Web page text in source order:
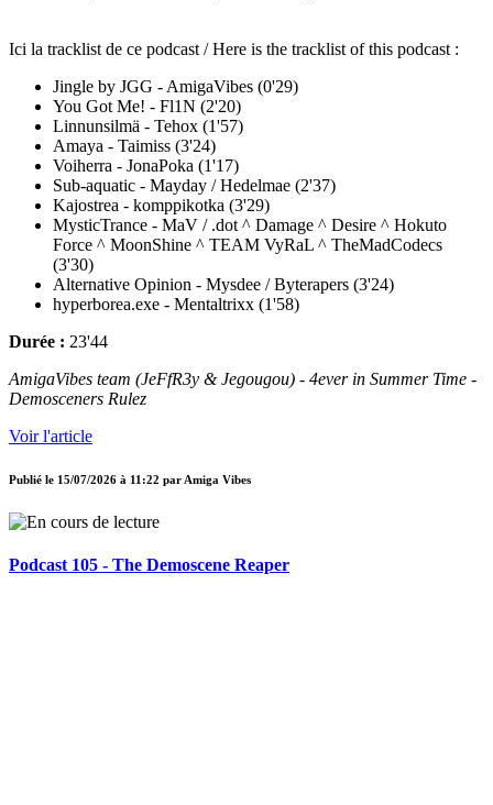
Ici la tracklist de ce podcast / Here is the tracklist of this podcast :
Jingle by JGG - AmigaVibes (0'29)
You Got Me! - Fl1N (2'20)
Linnunsilmä - Tehox (1'57)
Amaya - Taimiss (3'24)
Voiherra - JonaPoka (1'17)
Sub-aquatic - Mayday / Hedelmae (2'37)
Kajostrea - komppikotka (3'29)
MysticTrance - MaV / .dot ^ Damage ^ Desire ^ Hokuto
Force ^ MoonShine ^ TEAM VyRaL ^ TheMadCodecs
(3'30)
Alternative Opinion - Mysdee / Byterapers (3'24)
hyperborea.exe - Mentaltrixx (1'58)
Durée : 23'44
AmigaVibes team (JeFfR3y & Jegougou) - 4ever in Summer Time -
Demosceners Rulez
Voir l'article
Publié le 15/07/2026 à 11:22 par Amiga Vibes
Podcast 105 - The Demoscene Reaper